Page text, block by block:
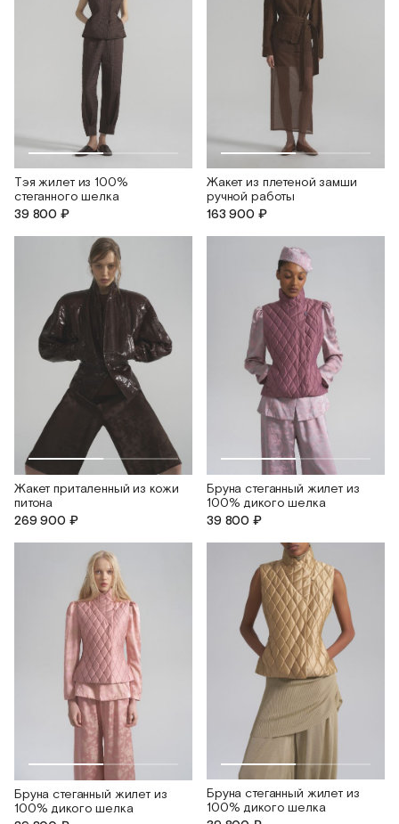
Тэя жилет из 100%
стеганного шелка
39 800 ₽
Жакет из плетеной замши
ручной работы
163 900 ₽
Жакет приталенный из кожи
питона
269 900 ₽
Бруна стеганный жилет из
100% дикого шелка
39 800 ₽
Бруна стеганный жилет из
100% дикого шелка
Бруна cтеганный жилет из
100% дикого шелка